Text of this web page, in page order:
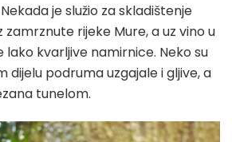
je služio za skladištenje
zamrznute rijeke Mure, a uz vino u
lako kvarljive namirnice. Neko su
dijelu podruma uzgajale i gljive, a
tunelom.